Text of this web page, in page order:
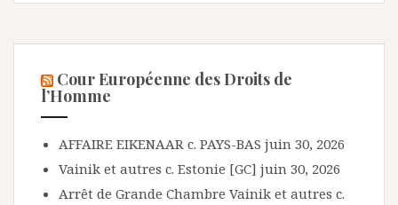
Cour Européenne des Droits de
l’Homme
AFFAIRE EIKENAAR c. PAYS-BAS juin 30, 2026
Vainik et autres c. Estonie [GC] juin 30, 2026
Arrêt de Grande Chambre Vainik et autres c.